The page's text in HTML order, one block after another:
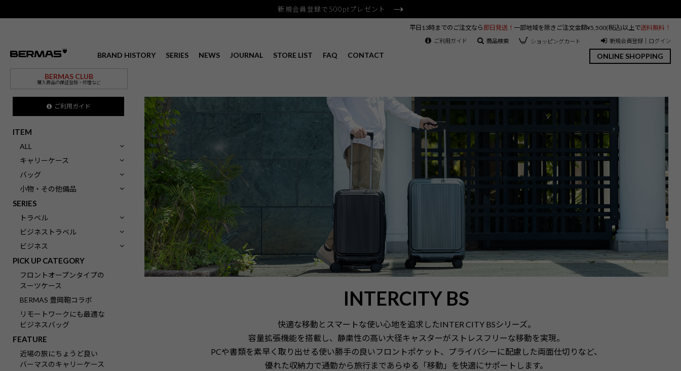
新規会員登録で500ptプレゼント
BRAND HISTORY SERIES NEWS JOURNAL STORE LIST FAQ CONTACT
BERMAS CLUB
購入商品の保証登録・修理など
ONLINE SHOPPING
平日13時までのご注文なら 即日発送！ 一部地域を除きご注文金額¥5,500(税込)以上で送料無料！
ご利用ガイド 商品検索 ショッピングカート 新規会員登録｜ログイン
ご利用ガイド
ITEM
ALL
キャリーケース
バッグ
小物・その他備品
SERIES
トラベル
ビジネストラベル
ビジネス
PICK UP CATEGORY
フロントオープンタイプの
スーツケース
BERMAS 豊岡鞄コラボ
リモートワークにも最適な
ビジネスバッグ
FEATURE
近場の旅にちょうど良い
バーマスのキャリーケース
INTERCITY BS
快適な移動とスマートな使い心地を追求したINTER CITY BSシリーズ。
容量拡張機能を搭載し、静粛性の高い大径キャスターがストレスフリーな移動を実現。
PCや書類を素早く取り出せる使い勝手の良いフロントポケット、プライバシーに配慮した両面仕切りなど、
優れた収納力で通勤から旅行まであらゆる「移動」を快適にサポートします。